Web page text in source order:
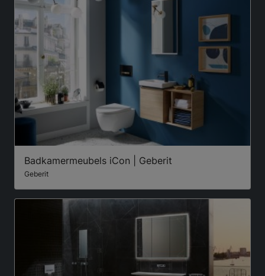
Badkamermeubels iCon | Geberit
Geberit